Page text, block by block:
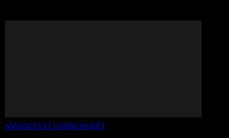
ANNONCES ET COMMUNIQUÉS